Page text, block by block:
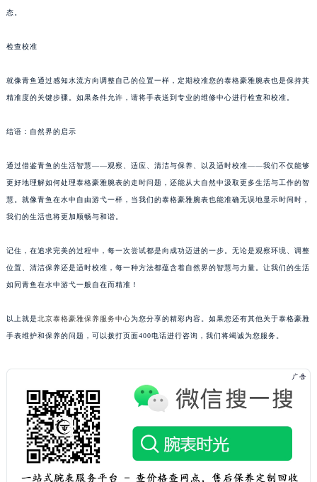
态。
检查校准
就像青鱼通过感知水流方向调整自己的位置一样，定期校准您的泰格豪雅腕表也是保持其
精准度的关键步骤。如果条件允许，请将手表送到专业的维修中心进行检查和校准。
结语：自然界的启示
通过借鉴青鱼的生活智慧——观察、适应、清洁与保养、以及适时校准——我们不仅能够
更好地理解如何处理泰格豪雅腕表的走时问题，还能从大自然中汲取更多生活与工作的智
慧。就像青鱼在水中自由游弋一样，当我们的泰格豪雅腕表也能准确无误地显示时间时，
我们的生活也将更加顺畅与和谐。
记住，在追求完美的过程中，每一次尝试都是向成功迈进的一步。无论是观察环境、调整
位置、清洁保养还是适时校准，每一种方法都蕴含着自然界的智慧与力量。让我们的生活
如同青鱼在水中游弋一般自在而精准！
以上就是北京泰格豪雅保养服务中心为您分享的精彩内容。如果您还有其他关于泰格豪雅
手表维护和保养的问题，可以拨打页面400电话进行咨询，我们将竭诚为您服务。